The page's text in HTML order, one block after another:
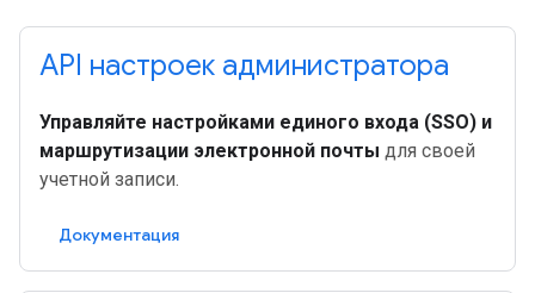
API настроек администратора
Управляйте настройками единого входа (SSO) и
маршрутизации электронной почты для своей
учетной записи.
Документация